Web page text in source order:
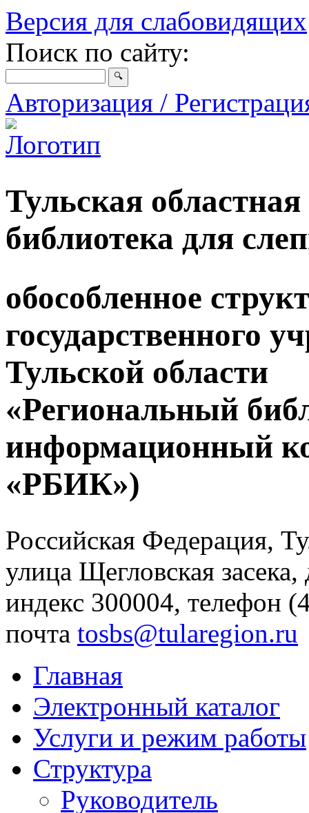
Версия для слабовидящих
Поиск по сайту:
Авторизация /
Тульская
библиотека для
обособленное
государственного
Тульской области
«Региональный
информационный
«РБИК»)
Российская Федерация,
улица Щегловская
индекс 300004, телефон
почта tosbs@tularegion.ru
Главная
Электронный каталог
Услуги и режим работы
Структура
Руководитель